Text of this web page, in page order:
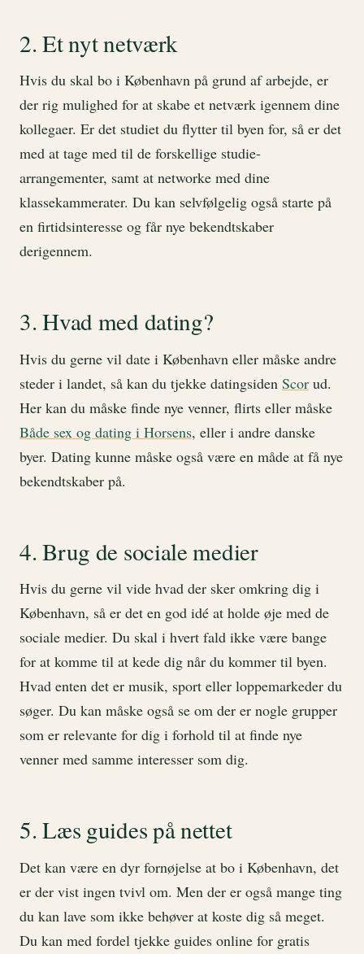
2. Et nyt netværk
Hvis du skal bo i København på grund af arbejde, er
der rig mulighed for at skabe et netværk igennem dine
kollegaer. Er det studiet du flytter til byen for, så er det
med at tage med til de forskellige studie-
arrangementer, samt at networke med dine
klassekammerater. Du kan selvfølgelig også starte på
en firtidsinteresse og får nye bekendtskaber
derigennem.
3. Hvad med dating?
Hvis du gerne vil date i København eller måske andre
steder i landet, så kan du tjekke datingsiden Scor ud.
Her kan du måske finde nye venner, flirts eller måske
Både sex og dating i Horsens, eller i andre danske
byer. Dating kunne måske også være en måde at få nye
bekendtskaber på.
4. Brug de sociale medier
Hvis du gerne vil vide hvad der sker omkring dig i
København, så er det en god idé at holde øje med de
sociale medier. Du skal i hvert fald ikke være bange
for at komme til at kede dig når du kommer til byen.
Hvad enten det er musik, sport eller loppemarkeder du
søger. Du kan måske også se om der er nogle grupper
som er relevante for dig i forhold til at finde nye
venner med samme interesser som dig.
5. Læs guides på nettet
Det kan være en dyr fornøjelse at bo i København, det
er der vist ingen tvivl om. Men der er også mange ting
du kan lave som ikke behøver at koste dig så meget.
Du kan med fordel tjekke guides online for gratis